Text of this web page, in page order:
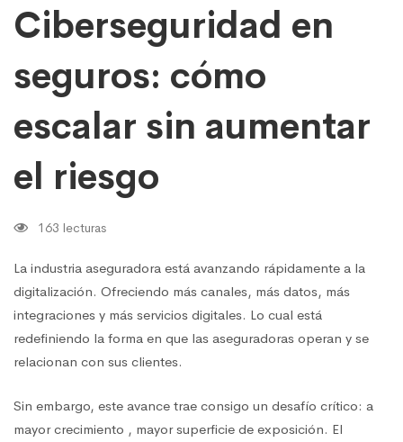
Ciberseguridad en
seguros: cómo
escalar sin aumentar
el riesgo
163 lecturas
La industria aseguradora está avanzando rápidamente a la
digitalización. Ofreciendo más canales, más datos, más
integraciones y más servicios digitales. Lo cual está
redefiniendo la forma en que las aseguradoras operan y se
relacionan con sus clientes.
Sin embargo, este avance trae consigo un desafío crítico: a
mayor crecimiento , mayor superficie de exposición. El